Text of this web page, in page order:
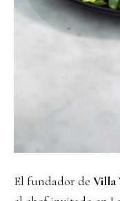
El fundador de Villa